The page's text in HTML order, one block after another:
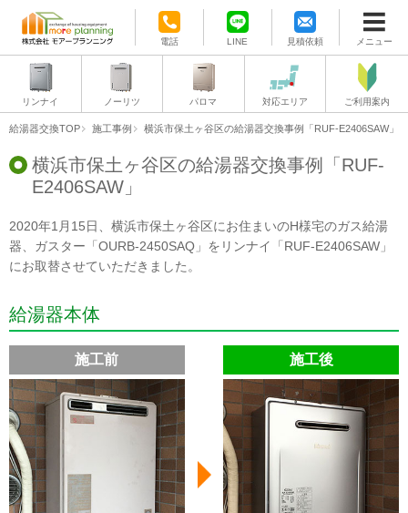
電話 LINE 見積依頼 メニュー
リンナイ ノーリツ パロマ 対応エリア ご利用案内
給湯器交換TOP 施工事例 横浜市保土ヶ谷区の給湯器交換事例「RUF-E2406SAW」
横浜市保土ヶ谷区の給湯器交換事例「RUF-
E2406SAW」
2020年1月15日、横浜市保土ヶ谷区にお住まいのH様宅のガス給湯
器、ガスター「OURB-2450SAQ」をリンナイ「RUF-E2406SAW」
にお取替させていただきました。
給湯器本体
施工前 施工後